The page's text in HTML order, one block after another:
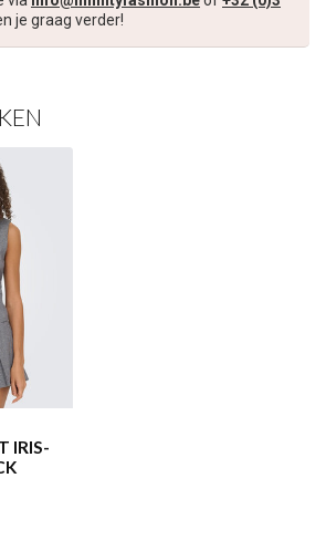
je graag verder!
IRIS-